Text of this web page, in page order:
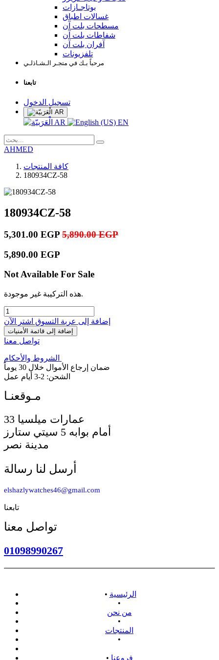
بوتاجـازات
غسالات اطباق
مسطحات بلت آن
شفاطات بلت آن
آفران بلت آن
تلفزيونات
مرحباً بـك في متجـر الـشـاذلـي
تابعنا
تسجيل الدخول
AR
AR EN
AHMED
كافة المنتجات
180934CZ-58
180934CZ-58
5,301.00 EGP 5,890.00EGP
5,890.00 EGP
Not Available For Sale
هذه التركيبة غير موجودة.
إضافة إلى عربة التسوق اشترِ الآن
إضافة إلى قائمة الأمنيات
تواصل معنا
الشروط والأحكام
ضمان إرجاع الأموال خلال 30 يوماً
الشحن: 2-3 أيام عمل
أمام بوابه 5 سيتي ستارز
مدينة نصر
أرسل لنا رسالة
elshazlywatches46@gmail.com
تابعنا
تواصل معنا
01098990267
• الرئيسية
•
من نحن
•
المنتجات
•
• فروعنا